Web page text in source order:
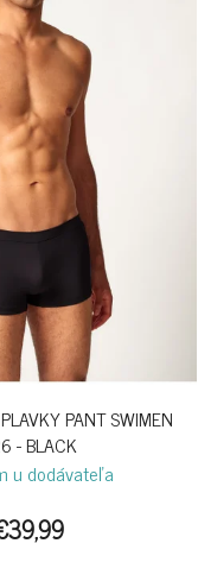
PANT SWIMEN
- BLACK
u dodávateľa